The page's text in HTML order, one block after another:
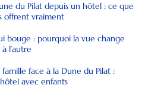
du Pilat depuis un hôtel : ce que
offrent vraiment
bouge : pourquoi la vue change
l’autre
famille face à la Dune du Pilat :
avec enfants